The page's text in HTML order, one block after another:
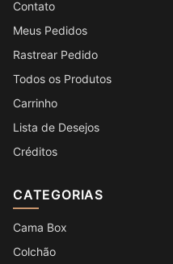
Contato
Meus Pedidos
Rastrear Pedido
Todos os Produtos
Carrinho
Lista de Desejos
Créditos
CATEGORIAS
Cama Box
Colchão